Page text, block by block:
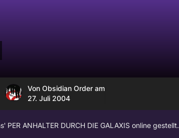
Von Obsidian Order am
27. Juli 2004
ANHALTER DURCH DIE GALAXIS online gestellt.